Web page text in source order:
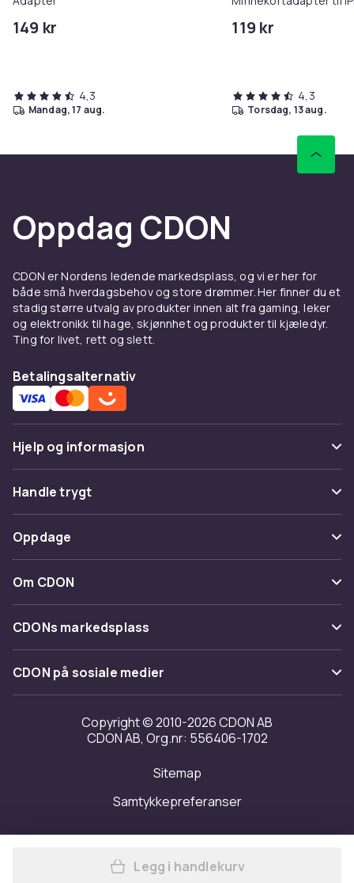
149 kr
4,3
mandag, 17 aug.
119 kr
4,3
torsdag, 13 aug.
Oppdag CDON
CDON er Nordens ledende markedsplass, og vi er her for
både små hverdagsbehov og store drømmer. Her finner du et
stadig større utvalg av produkter innen alt fra gaming, leker
og elektronikk til hage, skjønnhet og produkter til kjæledyr.
Ting for livet, rett og slett.
Betalingsalternativ
Hjelp og informasjon
Vanlige spørsmål
Spor pakke
Angre & returner her
Kontakt oss
Handle trygt
Betaling
Levering
Tilbakekallinger
Oppdage
Kategorier
Varemerker
Om CDON
Om oss
Kundeanmeldelser
Jobbe på CDON
Investor relations
Tilgjengelighet
CDONs markedsplass
Merchant Help Center
CDON på sosiale medier
Copyright © 2010-2026 CDON AB
CDON AB, Org.nr: 556406-1702
Sitemap
Samtykkepreferanser
Legg Adar Regnbuedrage
Legg i handlekurv